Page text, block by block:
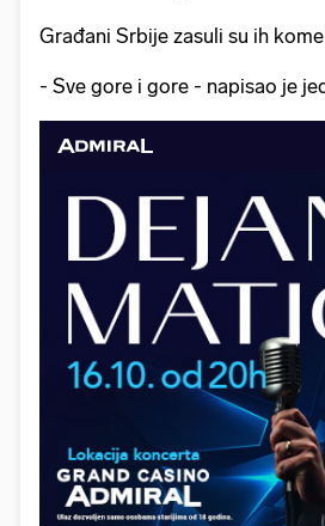
Građani Srbije zasuli su ih
- Sve gore i gore - napisao je